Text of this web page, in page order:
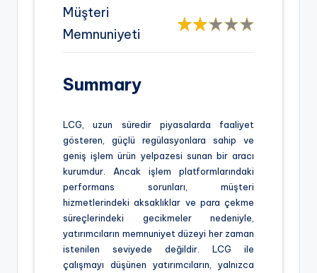
Müşteri
Memnuniyeti
Summary
LCG, uzun süredir piyasalarda faaliyet
gösteren, güçlü regülasyonlara sahip ve
geniş işlem ürün yelpazesi sunan bir aracı
kurumdur. Ancak işlem platformlarındaki
performans sorunları, müşteri
hizmetlerindeki aksaklıklar ve para çekme
süreçlerindeki gecikmeler nedeniyle,
yatırımcıların memnuniyet düzeyi her zaman
istenilen seviyede değildir. LCG ile
çalışmayı düşünen yatırımcıların, yalnızca